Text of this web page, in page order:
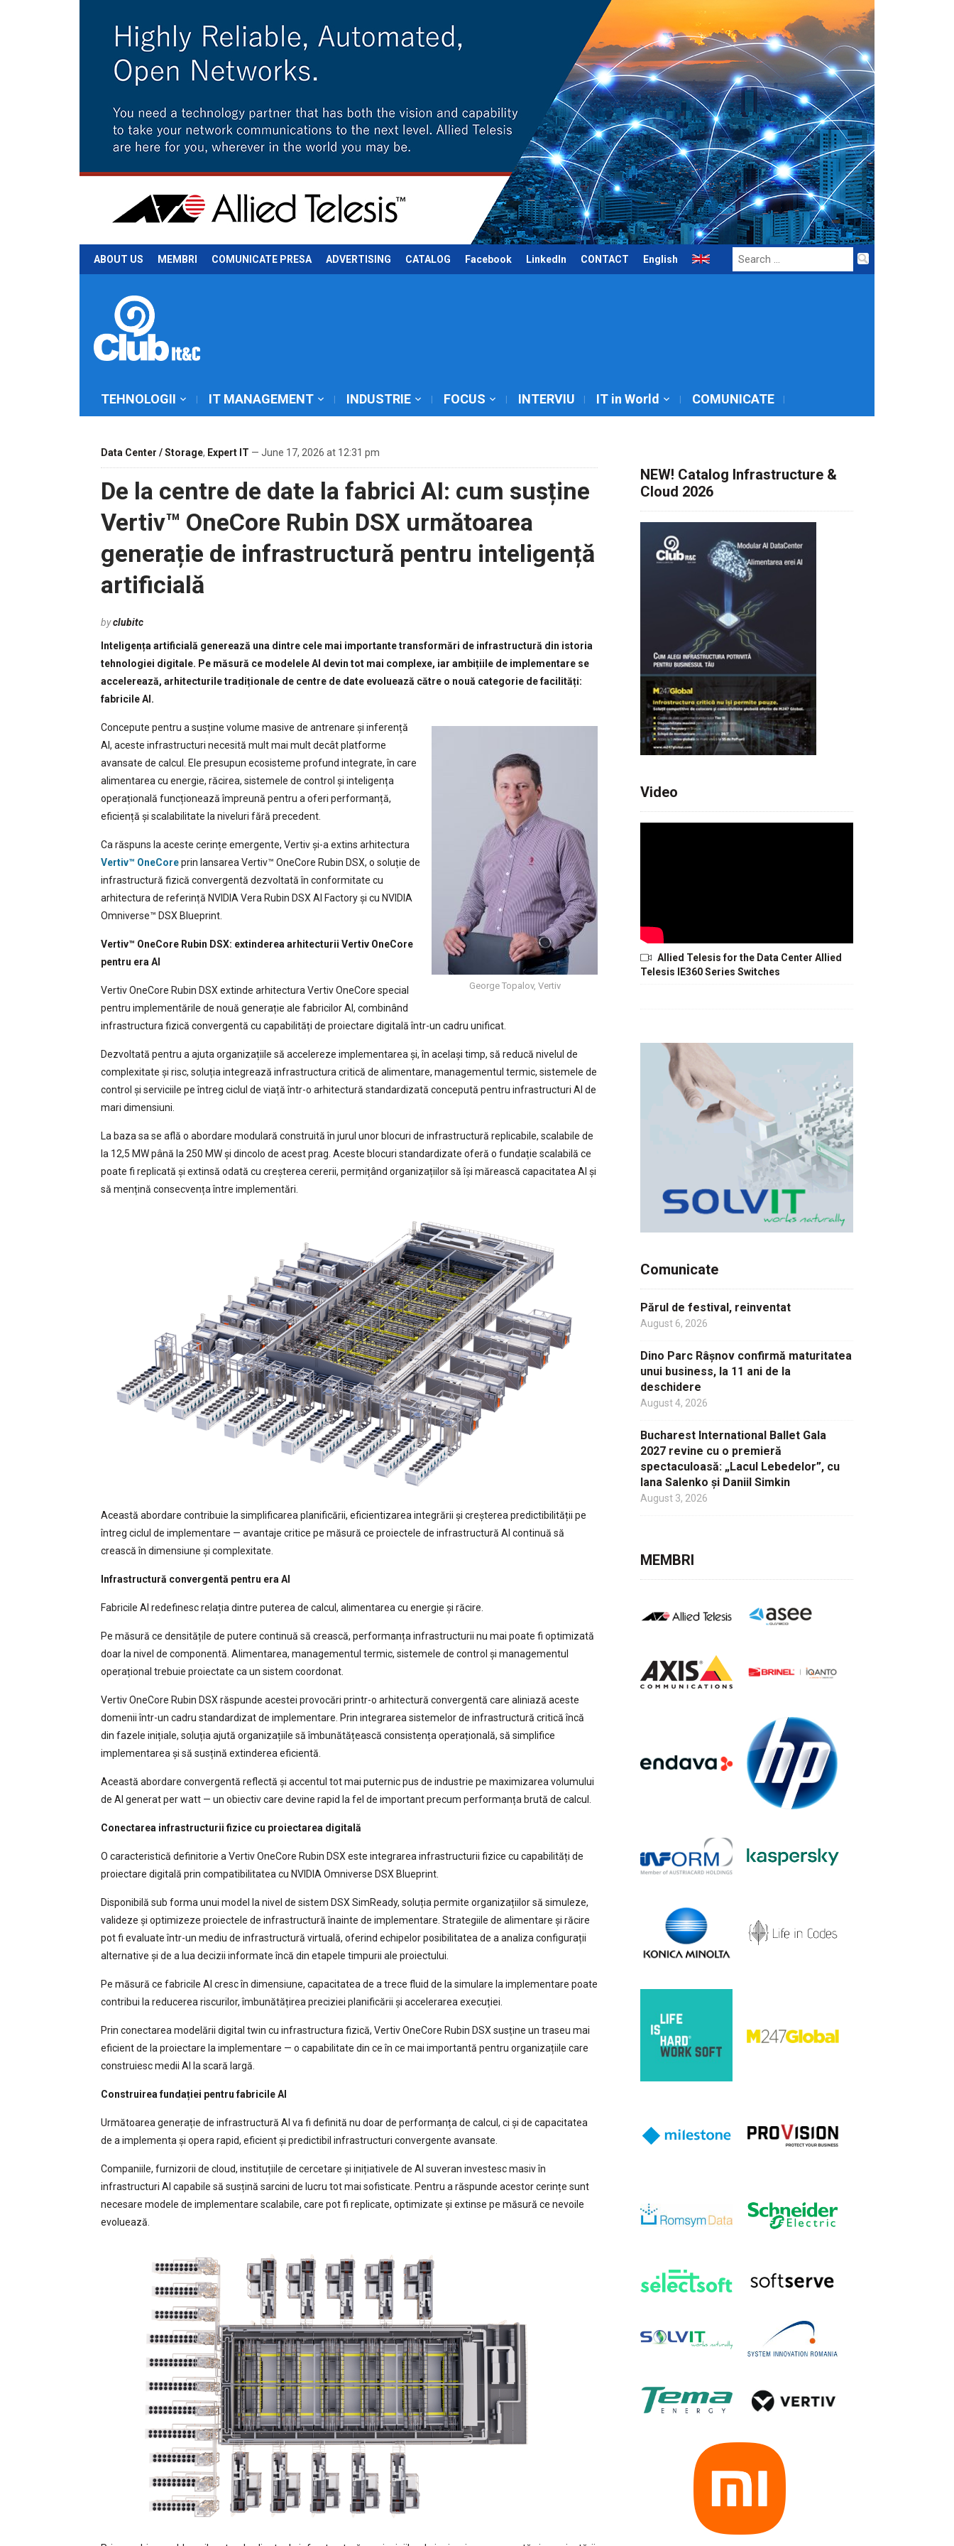
ABOUT US MEMBRI COMUNICATE PRESA ADVERTISING CATALOG Facebook LinkedIn CONTACT English
Search
for:
TEHNOLOGII IT MANAGEMENT INDUSTRIE FOCUS INTERVIU IT in World COMUNICATE
Data Center / Storage, Expert IT — June 17, 2026 at 12:31 pm
De la centre de date la fabrici AI: cum susține
Vertiv™ OneCore Rubin DSX următoarea
generație de infrastructură pentru inteligență
artificială
byclubitc
Inteligența artificială generează una dintre cele mai importante transformări de infrastructură din istoria
tehnologiei digitale. Pe măsură ce modelele AI devin tot mai complexe, iar ambițiile de implementare se
accelerează, arhitecturile tradiționale de centre de date evoluează către o nouă categorie de facilități:
fabricile AI.
George Topalov, Vertiv
Concepute pentru a susține volume masive de antrenare și inferență
AI, aceste infrastructuri necesită mult mai mult decât platforme
avansate de calcul. Ele presupun ecosisteme profund integrate, în care
alimentarea cu energie, răcirea, sistemele de control și inteligența
operațională funcționează împreună pentru a oferi performanță,
eficiență și scalabilitate la niveluri fără precedent.
Ca răspuns la aceste cerințe emergente, Vertiv și-a extins arhitectura
Vertiv™ OneCoreprin lansarea Vertiv™ OneCore Rubin DSX, o soluție de
infrastructură fizică convergentă dezvoltată în conformitate cu
arhitectura de referință NVIDIA Vera Rubin DSX AI Factory și cu NVIDIA
Omniverse™ DSX Blueprint.
Vertiv™ OneCore Rubin DSX: extinderea arhitecturii Vertiv OneCore
pentru era AI
Vertiv OneCore Rubin DSX extinde arhitectura Vertiv OneCore special
pentru implementările de nouă generație ale fabricilor AI, combinând
infrastructura fizică convergentă cu capabilități de proiectare digitală într-un cadru unificat.
Dezvoltată pentru a ajuta organizațiile să accelereze implementarea și, în același timp, să reducă nivelul de
complexitate și risc, soluția integrează infrastructura critică de alimentare, managementul termic, sistemele de
control și serviciile pe întreg ciclul de viață într-o arhitectură standardizată concepută pentru infrastructuri AI de
mari dimensiuni.
La baza sa se află o abordare modulară construită în jurul unor blocuri de infrastructură replicabile, scalabile de
la 12,5 MW până la 250 MW și dincolo de acest prag. Aceste blocuri standardizate oferă o fundație scalabilă ce
poate fi replicată și extinsă odată cu creșterea cererii, permițând organizațiilor să își mărească capacitatea AI și
să mențină consecvența între implementări.
Această abordare contribuie la simplificarea planificării, eficientizarea integrării și creșterea predictibilității pe
întreg ciclul de implementare — avantaje critice pe măsură ce proiectele de infrastructură AI continuă să
crească în dimensiune și complexitate.
Infrastructură convergentă pentru era AI
Fabricile AI redefinesc relația dintre puterea de calcul, alimentarea cu energie și răcire.
Pe măsură ce densitățile de putere continuă să crească, performanța infrastructurii nu mai poate fi optimizată
doar la nivel de componentă. Alimentarea, managementul termic, sistemele de control și managementul
operațional trebuie proiectate ca un sistem coordonat.
Vertiv OneCore Rubin DSX răspunde acestei provocări printr-o arhitectură convergentă care aliniază aceste
domenii într-un cadru standardizat de implementare. Prin integrarea sistemelor de infrastructură critică încă
din fazele inițiale, soluția ajută organizațiile să îmbunătățească consistența operațională, să simplifice
implementarea și să susțină extinderea eficientă.
Această abordare convergentă reflectă și accentul tot mai puternic pus de industrie pe maximizarea volumului
de AI generat per watt — un obiectiv care devine rapid la fel de important precum performanța brută de calcul.
Conectarea infrastructurii fizice cu proiectarea digitală
O caracteristică definitorie a Vertiv OneCore Rubin DSX este integrarea infrastructurii fizice cu capabilități de
proiectare digitală prin compatibilitatea cu NVIDIA Omniverse DSX Blueprint.
Disponibilă sub forma unui model la nivel de sistem DSX SimReady, soluția permite organizațiilor să simuleze,
valideze și optimizeze proiectele de infrastructură înainte de implementare. Strategiile de alimentare și răcire
pot fi evaluate într-un mediu de infrastructură virtuală, oferind echipelor posibilitatea de a analiza configurații
alternative și de a lua decizii informate încă din etapele timpurii ale proiectului.
Pe măsură ce fabricile AI cresc în dimensiune, capacitatea de a trece fluid de la simulare la implementare poate
contribui la reducerea riscurilor, îmbunătățirea preciziei planificării și accelerarea execuției.
Prin conectarea modelării digital twin cu infrastructura fizică, Vertiv OneCore Rubin DSX susține un traseu mai
eficient de la proiectare la implementare — o capabilitate din ce în ce mai importantă pentru organizațiile care
construiesc medii AI la scară largă.
Construirea fundației pentru fabricile AI
Următoarea generație de infrastructură AI va fi definită nu doar de performanța de calcul, ci și de capacitatea
de a implementa și opera rapid, eficient și predictibil infrastructuri convergente avansate.
Companiile, furnizorii de cloud, instituțiile de cercetare și inițiativele de AI suveran investesc masiv în
infrastructuri AI capabile să susțină sarcini de lucru tot mai sofisticate. Pentru a răspunde acestor cerințe sunt
necesare modele de implementare scalabile, care pot fi replicate, optimizate și extinse pe măsură ce nevoile
evoluează.
NEW! Catalog Infrastructure &
Cloud 2026
Video
Allied Telesis for the Data Center Allied
Telesis IE360 Series Switches
Comunicate
Părul de festival, reinventat
August 6, 2026
Dino Parc Râșnov confirmă maturitatea
unui business, la 11 ani de la
deschidere
August 4, 2026
Bucharest International Ballet Gala
2027 revine cu o premieră
spectaculoasă: „Lacul Lebedelor”, cu
Iana Salenko și Daniil Simkin
August 3, 2026
MEMBRI